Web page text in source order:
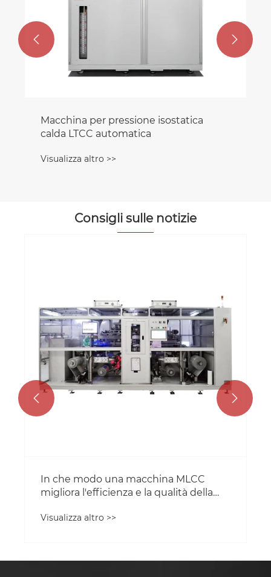
 
Consigli sulle notizie
Visualizza altro >>
 